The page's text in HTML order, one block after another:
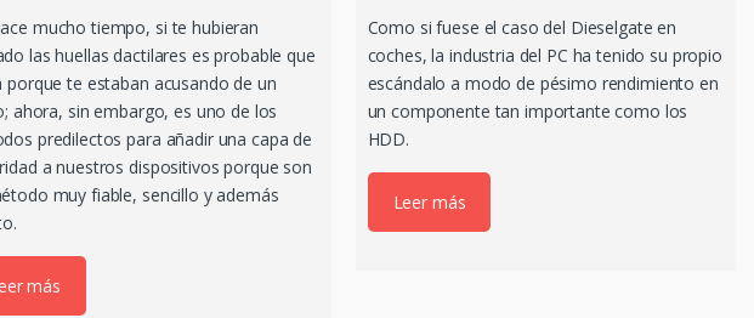
mucho tiempo, si te hubieran
las huellas dactilares es probable que
porque te estaban acusando de un
ahora, sin embargo, es uno de los
predilectos para añadir una capa de
a nuestros dispositivos porque son
muy fiable, sencillo y además
más
Como si fuese el caso del Dieselgate en
coches, la industria del PC ha tenido su propio
escándalo a modo de pésimo rendimiento en
un componente tan importante como los
HDD.
Leer más